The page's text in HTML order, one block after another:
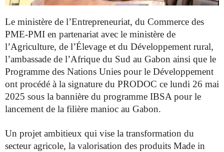
Le ministère de l’Entrepreneuriat, du Commerce des
PME-PMI en partenariat avec le ministère de
l’Agriculture, de l’Élevage et du Développement rural,
l’ambassade de l’Afrique du Sud au Gabon ainsi que le
Programme des Nations Unies pour le Développement
ont procédé à la signature du PRODOC ce lundi 26 mai
2025 sous la bannière du programme IBSA pour le
lancement de la filière manioc au Gabon.
Un projet ambitieux qui vise la transformation du
secteur agricole, la valorisation des produits Made in